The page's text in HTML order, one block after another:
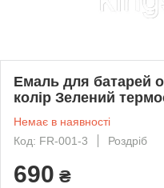
Емаль для батарей
колір Зелений
Немає в наявності
Код: FR-001-3
Роздріб
690 ₴